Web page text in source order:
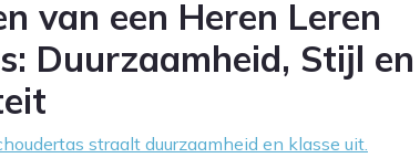
van een Heren Leren
Duurzaamheid, Stijl en
straalt duurzaamheid en klasse uit.